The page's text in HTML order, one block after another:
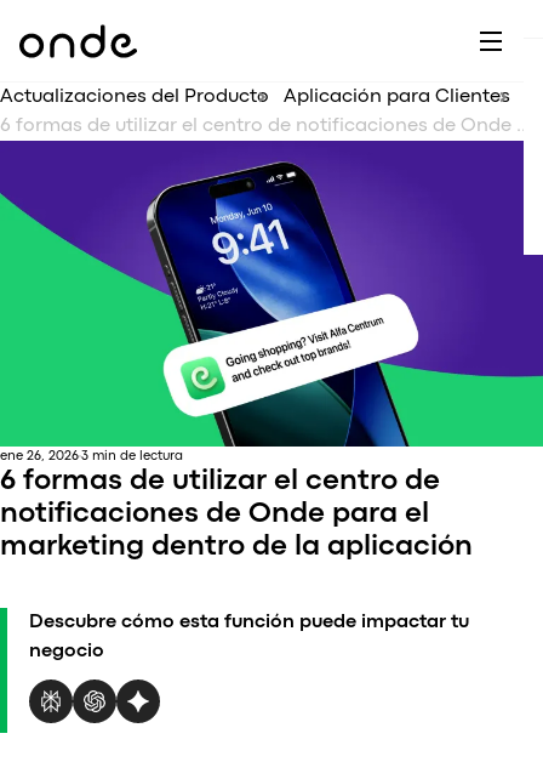
Actualizaciones del Producto
Aplicación para Clientes
6 formas de utilizar el centro de notificaciones de Onde para el marketing dentro de la aplicación
ene 26, 2026 3 min de lectura
6 formas de utilizar el centro de
notificaciones de Onde para el
marketing dentro de la aplicación
Descubre cómo esta función puede impactar tu
negocio